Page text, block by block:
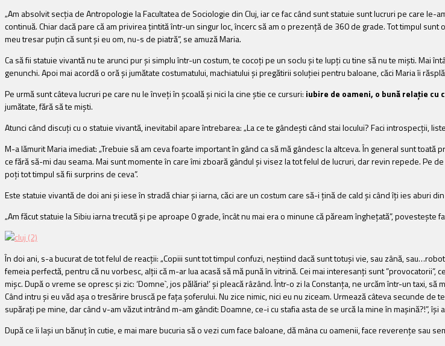
„Am absolvit secția de Antropologie la Facultatea de Sociologie din Cluj, iar ce fac când sunt statuie sunt lucruri pe care
continuă. Chiar dacă pare că am privirea țintită într-un singur loc, încerc să am o prezență de 360 de grade. Tot timpul
meu tresar puțin că sunt și eu om, nu-s de piatră”, se amuză Maria.
Ca să fii statuie vivantă nu te arunci pur și simplu într-un costum, te cocoți pe un soclu și te lupți cu tine să nu te miști. Mai
genunchi. Apoi mai acordă o oră și jumătate costumatului, machiatului și pregătirii soluției pentru baloane, căci Maria îi
Pe urmă sunt câteva lucruri pe care nu le înveți în școală și nici la cine știe ce cursuri: iubire de oameni, o bună relație cu
jumătate, fără să te miști.
Atunci când discuți cu o statuie vivantă, inevitabil apare întrebarea: „La ce te gândești când stai locului? Faci introspecții,
M-a lămurit Maria imediat: „Trebuie să am ceva foarte important în gând ca să mă gândesc la altceva. În general sunt
ce fără să-mi dau seama. Mai sunt momente în care îmi zboară gândul și visez la tot felul de lucruri, dar revin repede. Pe
poți tot timpul să fii surprins de ceva”.
Este statuie vivantă de doi ani și iese în stradă chiar și iarna, căci are un costum care să-i țină de cald și când îți ies aburi
„Am făcut statuie la Sibiu iarna trecută și pe aproape 0 grade, încât nu mai era o minune că păream înghețată”, povestește
În doi ani, s-a bucurat de tot felul de reacții: „Copiii sunt tot timpul confuzi, neștiind dacă sunt totuși vie, sau zână,
femeia perfectă, pentru că nu vorbesc, alții că m-ar lua acasă să mă pună în vitrină. Cei mai interesanți sunt
mișc. După o vreme se opresc și zic: ‘Domne`, jos pălăria!’ și pleacă râzând. Într-o zi la Constanța, ne urcăm într-un taxi,
Când intru și eu văd așa o tresărire bruscă pe fața șoferului. Nu zice nimic, nici eu nu ziceam. Urmează câteva secunde
supărați pe mine, dar când v-am văzut intrând m-am gândit: Doamne, ce-i cu stafia asta de se urcă la mine în mașină?!”, își
După ce îi lași un bănuț în cutie, e mai mare bucuria să o vezi cum face baloane, dă mâna cu oamenii, face reverențe sau